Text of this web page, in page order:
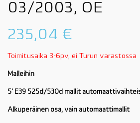
03/2003, OE
235,04 €
Toimitusaika 3-6pv, ei Turun varastossa
Malleihin
5' E39 525d/530d mallit
Alkuperäinen osa, vain automaattimallit